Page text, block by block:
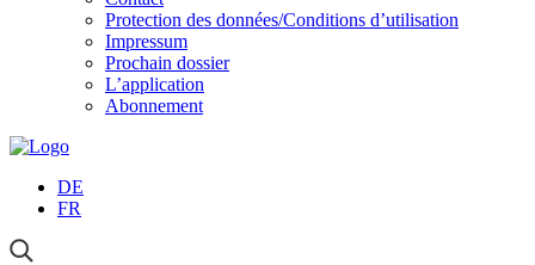
Protection des données/Conditions d’utilisation
Impressum
Prochain dossier
L’application
Abonnement
DE
FR